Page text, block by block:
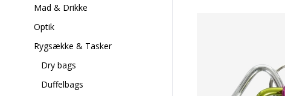
Mad & Drikke
Optik
Rygsække & Tasker
Dry bags
Duffelbags